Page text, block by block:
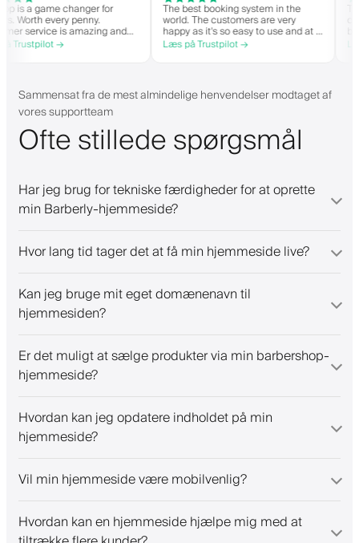
app is a game changer for
Worth every penny.
service is amazing and
with everything or whatever
need. Definitely recommend.
på Trustpilot →
The best booking system in the
world. The customers are very
happy as it's so easy to use and at a
great price. Plus, you get your own
personalised app, which is good for
people offering a great booking
system.
Læs på Trustpilot →
Sammensat fra de mest almindelige henvendelser modtaget af
vores supportteam
Ofte stillede spørgsmål
Har jeg brug for tekniske færdigheder for at oprette
min Barberly-hjemmeside?
Hvor lang tid tager det at få min hjemmeside live?
Kan jeg bruge mit eget domænenavn til
hjemmesiden?
Er det muligt at sælge produkter via min barbershop-
hjemmeside?
Hvordan kan jeg opdatere indholdet på min
hjemmeside?
Vil min hjemmeside være mobilvenlig?
Hvordan kan en hjemmeside hjælpe mig med at